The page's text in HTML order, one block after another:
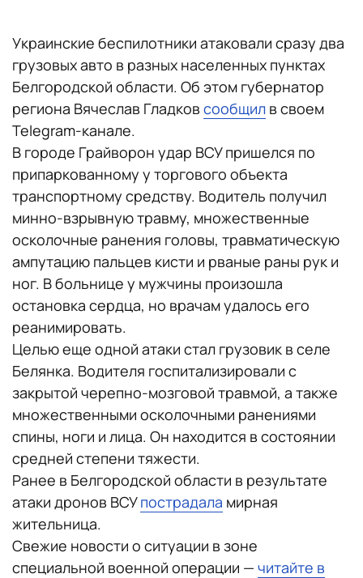
Украинские беспилотники атаковали сразу два
грузовых авто в разных населенных пунктах
Белгородской области. Об этом губернатор
региона Вячеслав Гладков сообщил в своем
Telegram-канале.
В городе Грайворон удар ВСУ пришелся по
припаркованному у торгового объекта
транспортному средству. Водитель получил
минно-взрывную травму, множественные
осколочные ранения головы, травматическую
ампутацию пальцев кисти и рваные раны рук и
ног. В больнице у мужчины произошла
остановка сердца, но врачам удалось его
реанимировать.
Целью еще одной атаки стал грузовик в селе
Белянка. Водителя госпитализировали с
закрытой черепно-мозговой травмой, а также
множественными осколочными ранениями
спины, ноги и лица. Он находится в состоянии
средней степени тяжести.
Ранее в Белгородской области в результате
атаки дронов ВСУпострадала мирная
жительница.
Свежие новости о ситуации в зоне
специальной военной операции — читайте в